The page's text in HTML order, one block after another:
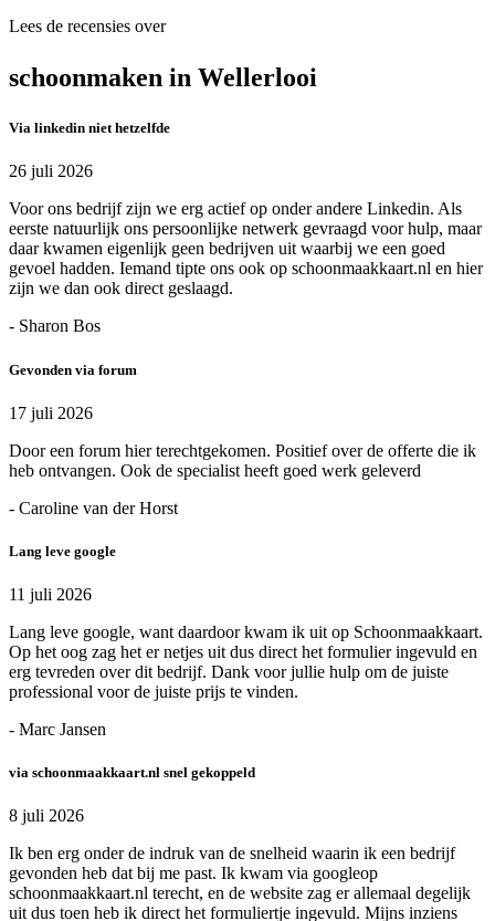
Lees de recensies over
schoonmaken in Wellerlooi
Via linkedin niet hetzelfde
26 juli 2026
Voor ons bedrijf zijn we erg actief op onder andere Linkedin. Als
eerste natuurlijk ons persoonlijke netwerk gevraagd voor hulp, maar
daar kwamen eigenlijk geen bedrijven uit waarbij we een goed
gevoel hadden. Iemand tipte ons ook op schoonmaakkaart.nl en hier
zijn we dan ook direct geslaagd.
- Sharon Bos
Gevonden via forum
17 juli 2026
Door een forum hier terechtgekomen. Positief over de offerte die ik
heb ontvangen. Ook de specialist heeft goed werk geleverd
- Caroline van der Horst
Lang leve google
11 juli 2026
Lang leve google, want daardoor kwam ik uit op Schoonmaakkaart.
Op het oog zag het er netjes uit dus direct het formulier ingevuld en
erg tevreden over dit bedrijf. Dank voor jullie hulp om de juiste
professional voor de juiste prijs te vinden.
- Marc Jansen
via schoonmaakkaart.nl snel gekoppeld
8 juli 2026
Ik ben erg onder de indruk van de snelheid waarin ik een bedrijf
gevonden heb dat bij me past. Ik kwam via googleop
schoonmaakkaart.nl terecht, en de website zag er allemaal degelijk
uit dus toen heb ik direct het formuliertje ingevuld. Mijns inziens